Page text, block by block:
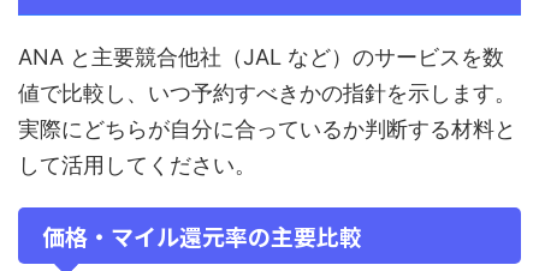
ANA と主要競合他社（JAL など）のサービスを数
値で比較し、いつ予約すべきかの指針を示します。
実際にどちらが自分に合っているか判断する材料と
して活用してください。
価格・マイル還元率の主要比較